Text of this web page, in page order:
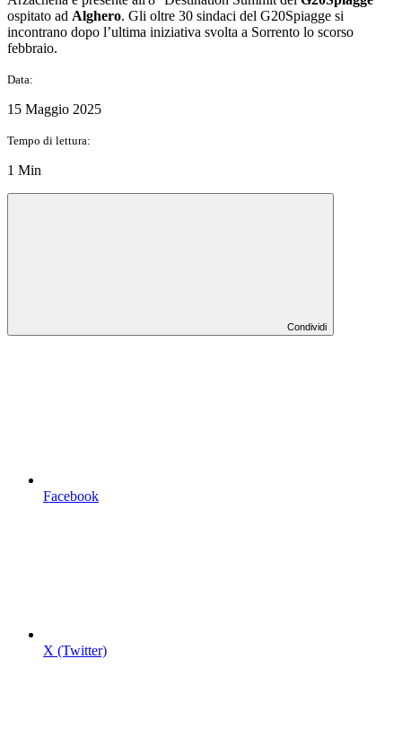
ospitato ad Alghero. Gli oltre 30 sindaci del G20Spiagge si
incontrano dopo l’ultima iniziativa svolta a Sorrento lo scorso
febbraio.
Data:
15 Maggio 2025
Tempo di lettura:
1 Min
Condividi
Facebook
X (Twitter)